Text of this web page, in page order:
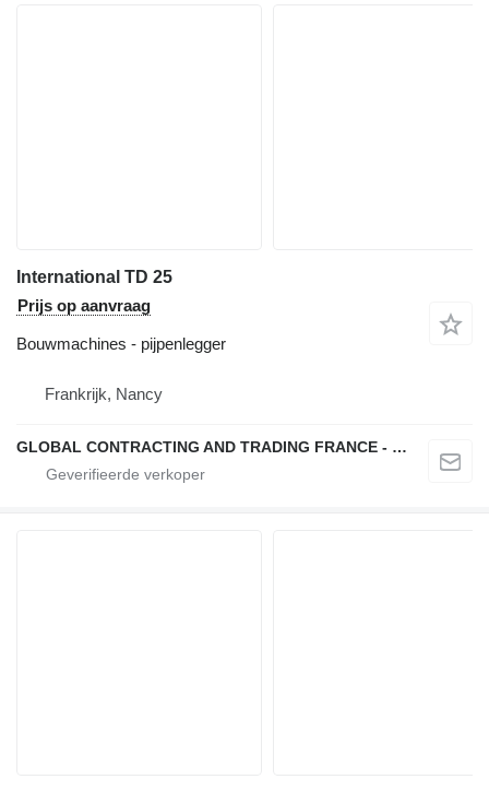
International TD 25
Prijs op aanvraag
Bouwmachines - pijpenlegger
Frankrijk, Nancy
GLOBAL CONTRACTING AND TRADING FRANCE - GCTF